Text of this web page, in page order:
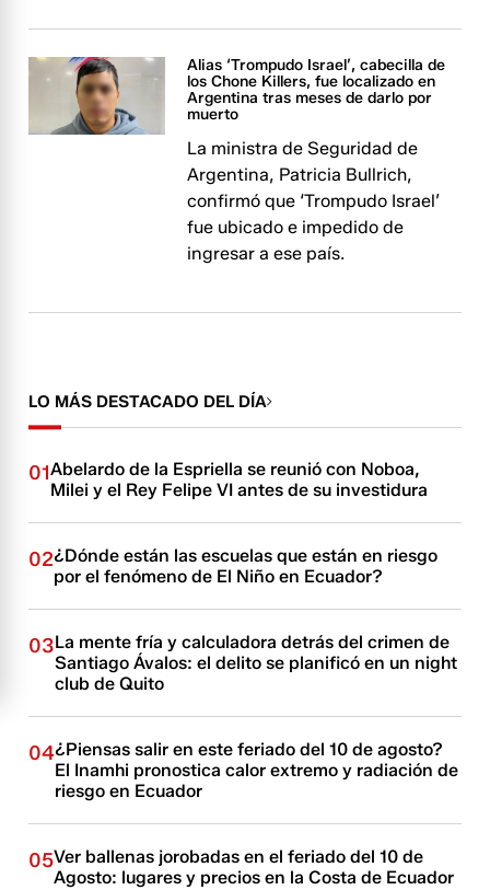
Alias ‘Trompudo Israel’, cabecilla de
los Chone Killers, fue localizado en
Argentina tras meses de darlo por
muerto
La ministra de Seguridad de
Argentina, Patricia Bullrich,
confirmó que ‘Trompudo Israel’
fue ubicado e impedido de
ingresar a ese país.
LO MÁS DESTACADO DEL DÍA
01Abelardo de la Espriella se reunió con Noboa,
Milei y el Rey Felipe VI antes de su investidura
02¿Dónde están las escuelas que están en riesgo
por el fenómeno de El Niño en Ecuador?
03La mente fría y calculadora detrás del crimen de
Santiago Ávalos: el delito se planificó en un night
club de Quito
04¿Piensas salir en este feriado del 10 de agosto?
El Inamhi pronostica calor extremo y radiación de
riesgo en Ecuador
05Ver ballenas jorobadas en el feriado del 10 de
Agosto: lugares y precios en la Costa de Ecuador